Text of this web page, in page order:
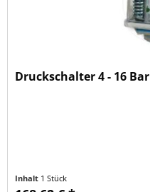
Druckschalter 4 - 16 Bar
Inhalt 1 Stück